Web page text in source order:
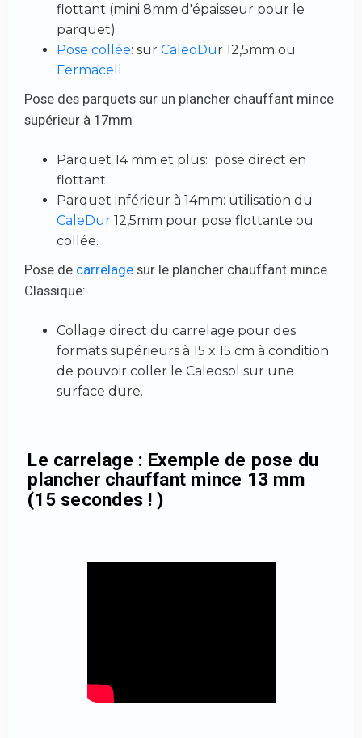
flottant (mini 8mm d'épaisseur pour le
parquet)
Pose collée: sur CaleoDur 12,5mm ou
Fermacell
Pose des parquets sur un plancher chauffant mince
supérieur à 17mm
Parquet 14 mm et plus: pose direct en
flottant
Parquet inférieur à 14mm: utilisation du
CaleDur 12,5mm pour pose flottante ou
collée.
Pose de carrelage sur le plancher chauffant mince
Classique:
Collage direct du carrelage pour des
formats supérieurs à 15 x 15 cm à condition
de pouvoir coller le Caleosol sur une
surface dure.
Le carrelage : Exemple de pose du
plancher chauffant mince 13 mm
(15 secondes ! )